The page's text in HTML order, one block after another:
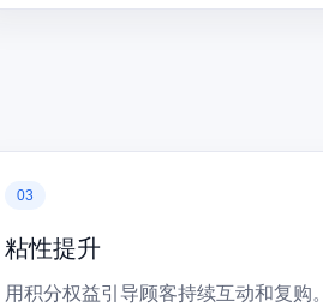
粘性提升
用积分权益引导顾客持续互动和复购。